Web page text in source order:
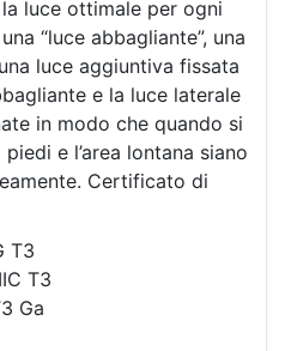
luce ottimale per ogni
“luce abbagliante”, una
luce aggiuntiva fissata
e la luce laterale
in modo che quando si
e l’area lontana siano
Certificato di
T3
T3
Ga